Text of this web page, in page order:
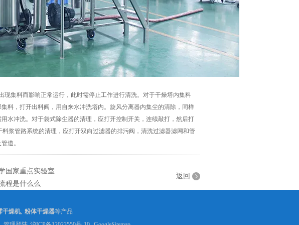
集料而影响正常运行，此时需停止工作进行清洗。对于干燥塔内集料
料，打开出料阀，用自来水冲洗塔内。旋风分离器内集尘的清除，同样
水冲洗。对于袋式除尘器的清理，应打开控制开关，连续敲打，然后打
浆管路系统的清理，应打开双向过滤器的排污阀，清洗过滤器滤网和管
道。
国家重点实验室
程是什么么
返回
干燥机, 粉体干燥器等产品